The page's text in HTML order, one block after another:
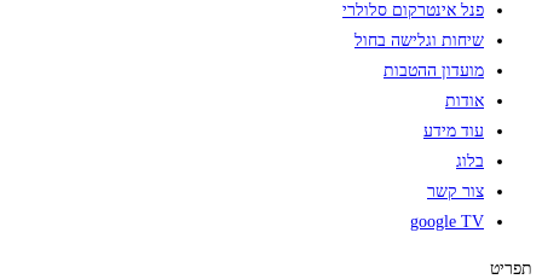
פנל אינטרקום סלולרי
שיחות וגלישה בחול
מועדון ההטבות
אודות
עוד מידע
בלוג
צור קשר
google TV
תפריט